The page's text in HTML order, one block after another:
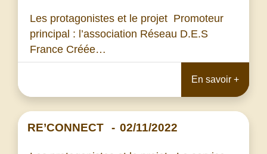
Les protagonistes et le projet Promoteur
principal : l’association Réseau D.E.S
France Créée…
En savoir +
RE’CONNECT - 02/11/2022